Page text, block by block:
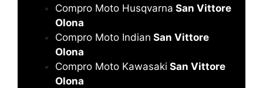
Compro Moto Husqvarna San Vittore
Olona
Compro Moto Indian San Vittore
Olona
Compro Moto Kawasaki San Vittore
Olona